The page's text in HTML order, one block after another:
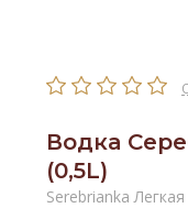
Водка
(0,5L)
Serebrianka Легкая